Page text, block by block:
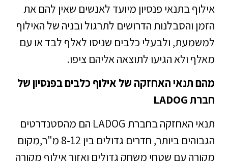
אילוף בתנאי פנסיון מיועד לאנשים שאין להם את
הזמן והסבלנות הדרושים לתרגול ובניה של האילוף
למשמעת, ולבעלי כלבים שניסו לאלף לבד או עם
מאלף ולא הגיעו לתוצאה אליהם ציפו.
מהם תנאי האחזקה של אילוף כלבים בפנסיון של
חברת LADOG
תנאי האחזקה בחברת LADOG הם מהסטנדרטים
הגבוהים ביותר, חדרים גדולים בין 8-12 מ"ר,מקום
מקורה עם שטחי משחק גדולים ואזור אילוף מקורה